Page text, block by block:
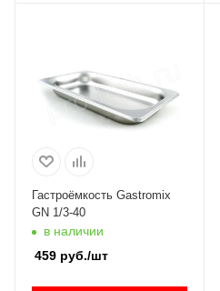
Гастроёмкость Gastromix
GN 1/3-40
в наличии
459 руб./шт